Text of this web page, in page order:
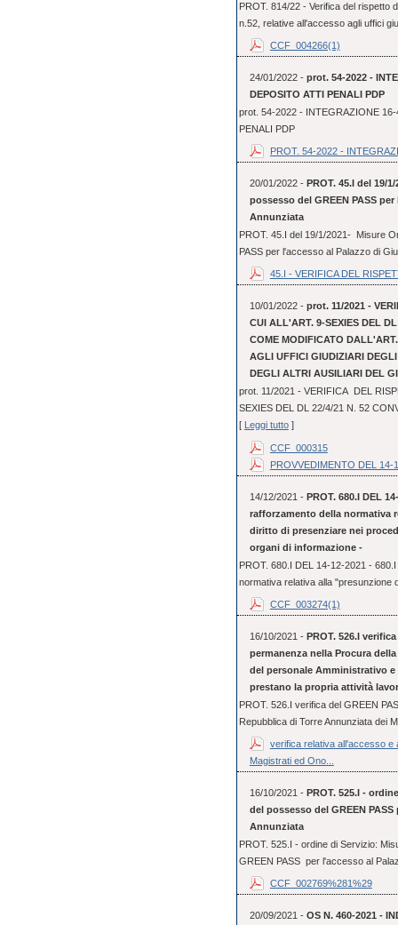
PROT. 814/22 - Verifica del rispetto
n.52, relative all'accesso agli uffici
CCF_004266(1)
24/01/2022 - prot. 54-2022 -
DEPOSITO ATTI PENALI PDP
prot. 54-2022 - INTEGRAZIONE
PENALI PDP
PROT. 54-2022 -
20/01/2022 - PROT. 45.I del 19/
possesso del GREEN PASS
Annunziata
PROT. 45.I del 19/1/2021- Misure
PASS per l'accesso al Palazzo di
45.I - VERIFICA DEL
10/01/2022 - prot. 11/2021 -
CUI ALL'ART. 9-SEXIES DEL
COME MODIFICATO
AGLI UFFICI GIUDIZIARI
DEGLI ALTRI AUSILIARI DEL
prot. 11/2021 - VERIFICA DEL
SEXIES DEL DL 22/4/21 N. 52
[ Leggi tutto]
CCF_000315
PROVVEDIMENTO DEL 14-
14/12/2021 - PROT. 680.I DEL
rafforzamento della normativa
diritto di presenziare nei
organi di informazione -
PROT. 680.I DEL 14-12-2021 -
normativa relativa alla "presunzione
CCF_003274(1)
16/10/2021 - PROT. 526.I
permanenza nella Procura
del personale Amministrativo
prestano la propria attività
PROT. 526.I verifica del GREEN
Repubblica di Torre Annunziata dei
verifica relativa all'accesso e
Magistrati ed Ono...
16/10/2021 - PROT. 525.I -
del possesso del GREEN
Annunziata
PROT. 525.I - ordine di Servizio:
GREEN PASS per l'accesso al
CCF_002769%281%29
20/09/2021 - OS N. 460-2021 -